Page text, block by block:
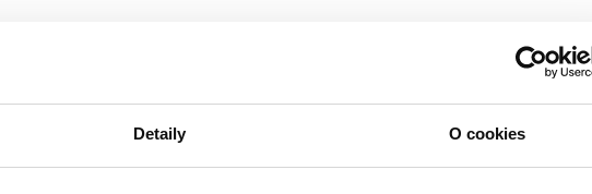
Detaily O cookies